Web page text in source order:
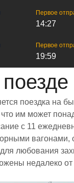
Первое
14:27
Первое
19:59
поездка на
им может
с 11
любования
недалеко